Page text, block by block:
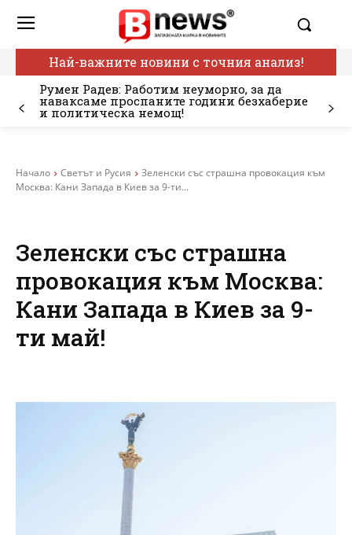
Най-важните новини с точния анализ!
Румен Радев: Работим неуморно, за да
наваксаме проспаните години безхаберие
и политическа немощ!
Начало Светът и Русия
Зеленски със страшна провокация към
Москва: Кани Запада в Киев за 9-ти...
Зеленски със страшна
провокация към Москва:
Кани Запада в Киев за 9-
ти май!